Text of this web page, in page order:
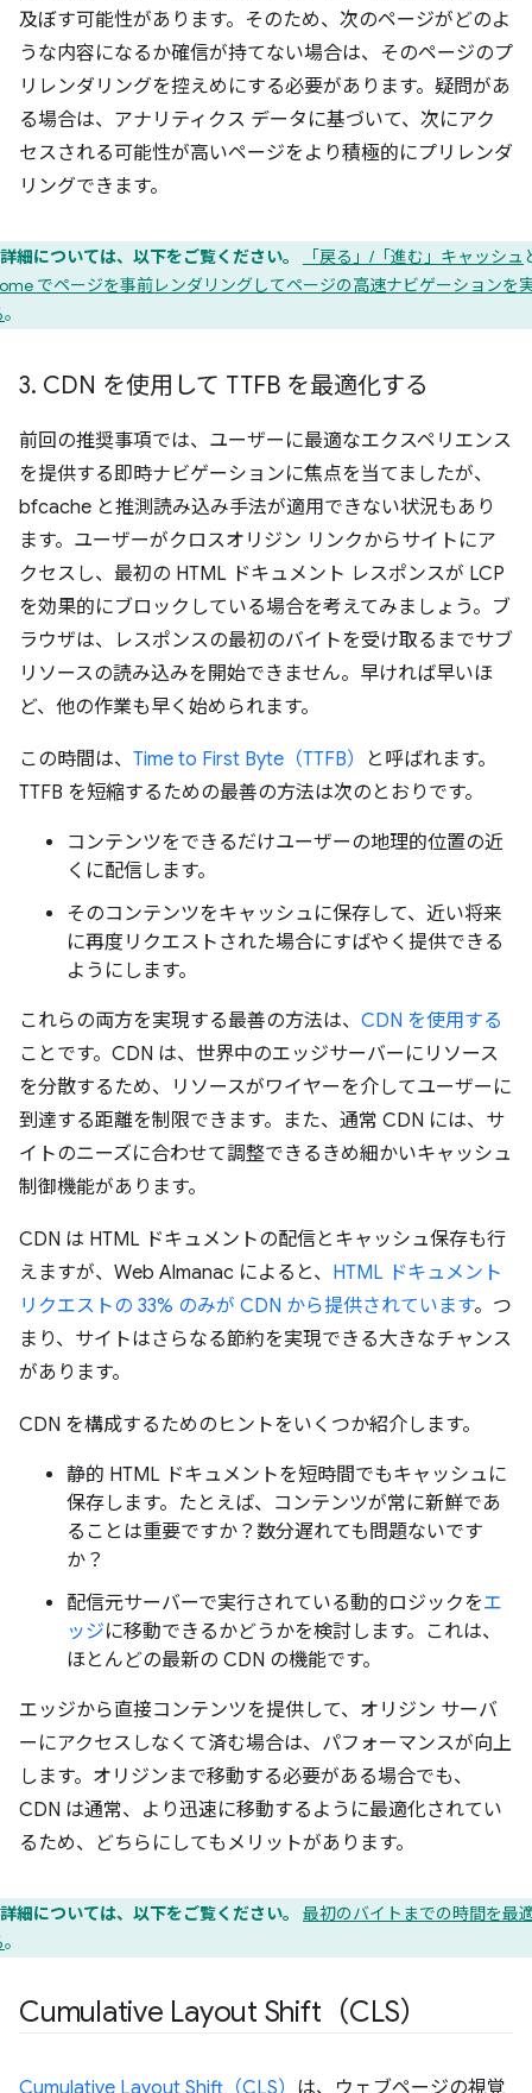
及ぼす可能性があります。そのため、次のページがどのよ
うな内容になるか確信が持てない場合は、そのページのプ
リレンダリングを控えめにする必要があります。疑問があ
る場合は、アナリティクス データに基づいて、次にアク
セスされる可能性が高いページをより積極的にプリレンダ
リングできます。
詳細については、以下をご覧ください。 「戻る」/「進む」キャッシュ
でページを事前レンダリングしてページの高速ナビゲーションを
。
3. CDN を使用して TTFB を最適化する
前回の推奨事項では、ユーザーに最適なエクスペリエンス
を提供する即時ナビゲーションに焦点を当てましたが、
bfcache と推測読み込み手法が適用できない状況もあり
ます。ユーザーがクロスオリジン リンクからサイトにア
クセスし、最初の HTML ドキュメント レスポンスが LCP
を効果的にブロックしている場合を考えてみましょう。ブ
ラウザは、レスポンスの最初のバイトを受け取るまでサブ
リソースの読み込みを開始できません。早ければ早いほ
ど、他の作業も早く始められます。
この時間は、 Time to First Byte（TTFB）
と呼ばれます。
TTFB を短縮するための最善の方法は次のとおりです。
コンテンツをできるだけユーザーの地理的位置の近
くに配信します。
そのコンテンツをキャッシュに保存して、近い将来
に再度リクエストされた場合にすばやく提供できる
ようにします。
これらの両方を実現する最善の方法は、 CDN を使用する
ことです。CDN は、世界中のエッジサーバーにリソース
を分散するため、リソースがワイヤーを介してユーザーに
到達する距離を制限できます。また、通常 CDN には、サ
イトのニーズに合わせて調整できるきめ細かいキャッシュ
制御機能があります。
CDN は HTML ドキュメントの配信とキャッシュ保存も行
えますが、Web Almanac によると、 HTML ドキュメント
リクエストの 33% のみが CDN から提供されています。つ
まり、サイトはさらなる節約を実現できる大きなチャンス
があります。
CDN を構成するためのヒントをいくつか紹介します。
静的 HTML ドキュメントを短時間でもキャッシュに
保存します。たとえば、コンテンツが常に新鮮であ
ることは重要ですか？数分遅れても問題ないです
か？
配信元サーバーで実行されている動的ロジックをエ
ッジに移動できるかどうかを検討します。これは、
ほとんどの最新の CDN の機能です。
エッジから直接コンテンツを提供して、オリジン サーバ
ーにアクセスしなくて済む場合は、パフォーマンスが向上
します。オリジンまで移動する必要がある場合でも、
CDN は通常、より迅速に移動するように最適化されてい
るため、どちらにしてもメリットがあります。
詳細については、以下をご覧ください。
最初のバイトまでの時間を最
。
Cumulative Layout Shift（CLS）
Cumulative Layout Shift（CLS） は、ウェブページの視覚